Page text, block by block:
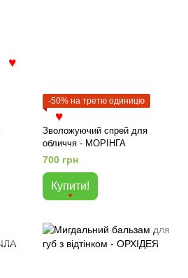
-50% на третю одиницю
Зволожуючий спрей для
обличчя - МОРІНГА
700 грн
Купити!
♥
♥